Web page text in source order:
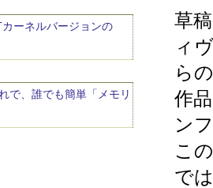
ーネルバージョンの
で、誰でも簡単「メモリ
草
ィ
ら
作
ン
こ
で